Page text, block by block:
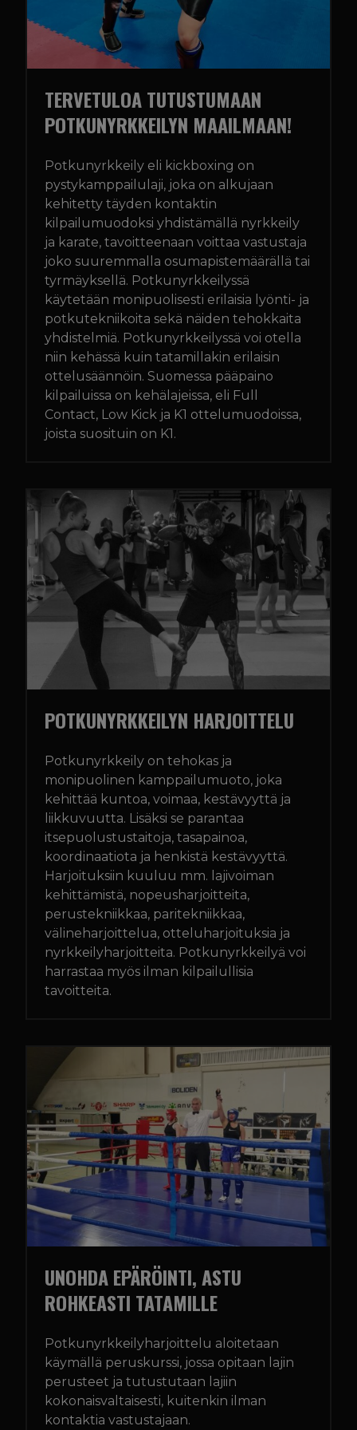
GLADIATOR FACTORY
OTA YHTEYTTÄ
IN ENGLISH
TREENIKALENTERI
TERVETULOA TUTUSTUMAAN
POTKUNYRKKEILYN MAAILMAAN!
Potkunyrkkeily eli kickboxing on
pystykamppailulaji, joka on alkujaan
kehitetty täyden kontaktin
kilpailumuodoksi yhdistämällä nyrkkeily
ja karate, tavoitteenaan voittaa vastustaja
joko suuremmalla osumapistemäärällä tai
tyrmäyksellä. Potkunyrkkeilyssä
käytetään monipuolisesti erilaisia lyönti- ja
potkutekniikoita sekä näiden tehokkaita
yhdistelmiä. Potkunyrkkeilyssä voi otella
niin kehässä kuin tatamillakin erilaisin
ottelusäännöin. Suomessa pääpaino
kilpailuissa on kehälajeissa, eli Full
Contact, Low Kick ja K1 ottelumuodoissa,
joista suosituin on K1.
POTKUNYRKKEILYN HARJOITTELU
Potkunyrkkeily on tehokas ja
monipuolinen kamppailumuoto, joka
kehittää kuntoa, voimaa, kestävyyttä ja
liikkuvuutta. Lisäksi se parantaa
itsepuolustustaitoja, tasapainoa,
koordinaatiota ja henkistä kestävyyttä.
Harjoituksiin kuuluu mm. lajivoiman
kehittämistä, nopeusharjoitteita,
perustekniikkaa, paritekniikkaa,
välineharjoittelua, otteluharjoituksia ja
nyrkkeilyharjoitteita. Potkunyrkkeilyä voi
harrastaa myös ilman kilpailullisia
tavoitteita.
UNOHDA EPÄRÖINTI, ASTU
ROHKEASTI TATAMILLE
Potkunyrkkeilyharjoittelu aloitetaan
käymällä peruskurssi, jossa opitaan lajin
perusteet ja tutustutaan lajiin
kokonaisvaltaisesti, kuitenkin ilman
kontaktia vastustajaan.